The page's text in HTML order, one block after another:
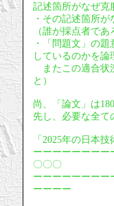
記述箇所がなぜ克
・その記述箇所
（誰が採点者であ
・「問題文」の
しているのかを論
またこの適合状
と）
尚、「論文」は
先し、必要な全て
「2025年の日本
ーーーーーーーー
〇〇〇
ーーーーーーーー
ーーーー